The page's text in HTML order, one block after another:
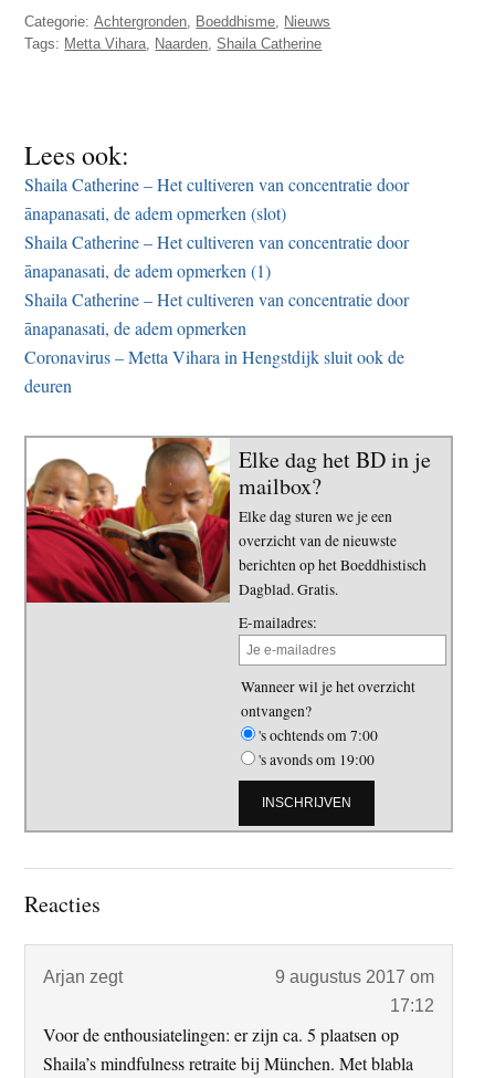
Categorie:Achtergronden, Boeddhisme, Nieuws
Tags: Metta Vihara, Naarden,Shaila Catherine
Lees ook:
Shaila Catherine – Het cultiveren van concentratie door
ānapanasati, de adem opmerken (slot)
Shaila Catherine – Het cultiveren van concentratie door
ānapanasati, de adem opmerken (1)
Shaila Catherine – Het cultiveren van concentratie door
ānapanasati, de adem opmerken
Coronavirus – Metta Vihara in Hengstdijk sluit ook de
deuren
Elke dag het BD in je
mailbox?
Elke dag sturen we je een
overzicht van de nieuwste
berichten op het Boeddhistisch
Dagblad. Gratis.
E-mailadres:
Wanneer wil je het overzicht
ontvangen?
's ochtends om 7:00
's avonds om 19:00
Lees
Reacties
Arjan zegt
9 augustus 2017 om
17:12
Voor de enthousiatelingen: er zijn ca. 5 plaatsen op
Shaila’s mindfulness retraite bij München. Met blabla